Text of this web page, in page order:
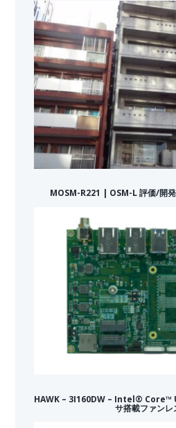
MOSM-R221 | OSM-L 評価/開
HAWK – 3I160DW – Intel® Core™
サ搭載ファンレ